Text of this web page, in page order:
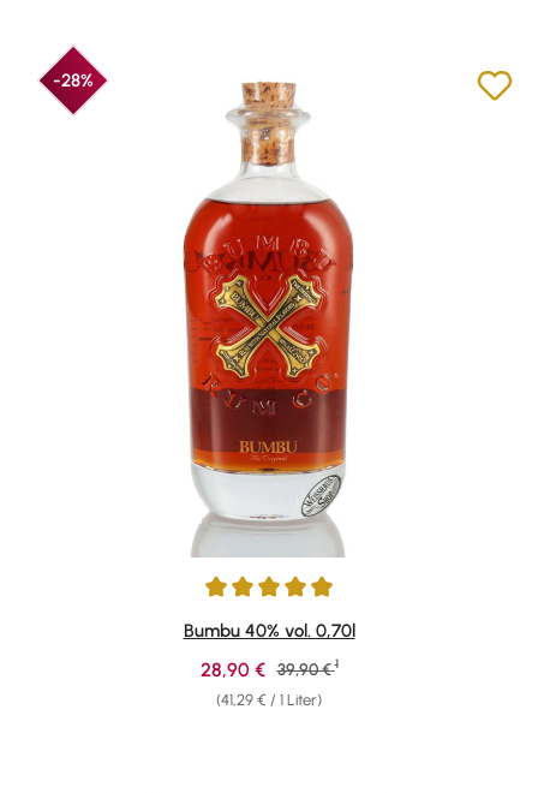
-28%
Durchschnittliche Bewertung von 4.88 von 5 Sternen
Bumbu 40% vol. 0,70l
(41,29 € / 1 Liter)
Verkaufspreis:
28,90 € Regulärer Preis:
39,90 € 1